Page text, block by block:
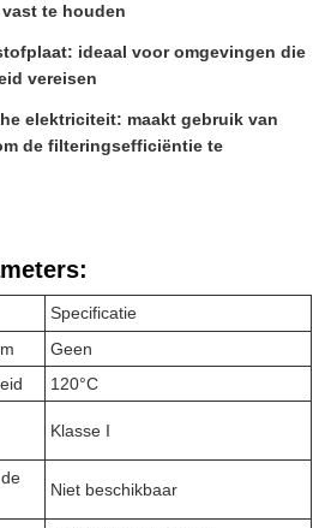
te houden
ideaal voor omgevingen die
vereisen
elektriciteit: maakt gebruik van
de filteringsefficiëntie te
Specificatie
Geen
120°C
Klasse I
Niet beschikbaar